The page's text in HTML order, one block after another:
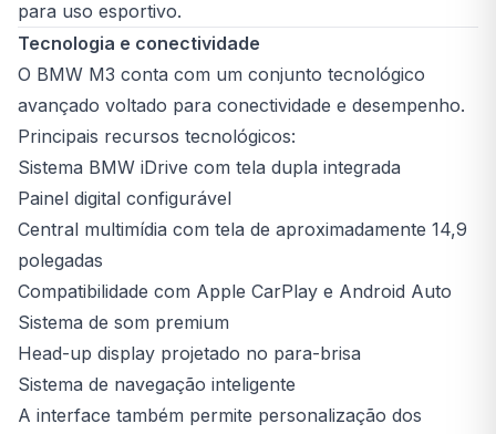
para uso esportivo.
Tecnologia e conectividade
O BMW M3 conta com um conjunto tecnológico
avançado voltado para conectividade e desempenho.
Principais recursos tecnológicos:
Sistema BMW iDrive com tela dupla integrada
Painel digital configurável
Central multimídia com tela de aproximadamente 14,9
polegadas
Compatibilidade com Apple CarPlay e Android Auto
Sistema de som premium
Head-up display projetado no para-brisa
Sistema de navegação inteligente
A interface também permite personalização dos